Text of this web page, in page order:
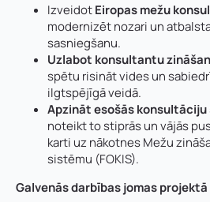
IzveidotEiropas mežu
modernizēt nozari un
sasniegšanu.
Uzlabot konsultantu
spētu risināt vides un
ilgtspējīgā veidā.
Apzināt esošās konsultāciju
noteikt to stiprās un vājās
karti uz nākotnesMežu
sistēmu (FOKIS).
Galvenās darbības jomas projektā